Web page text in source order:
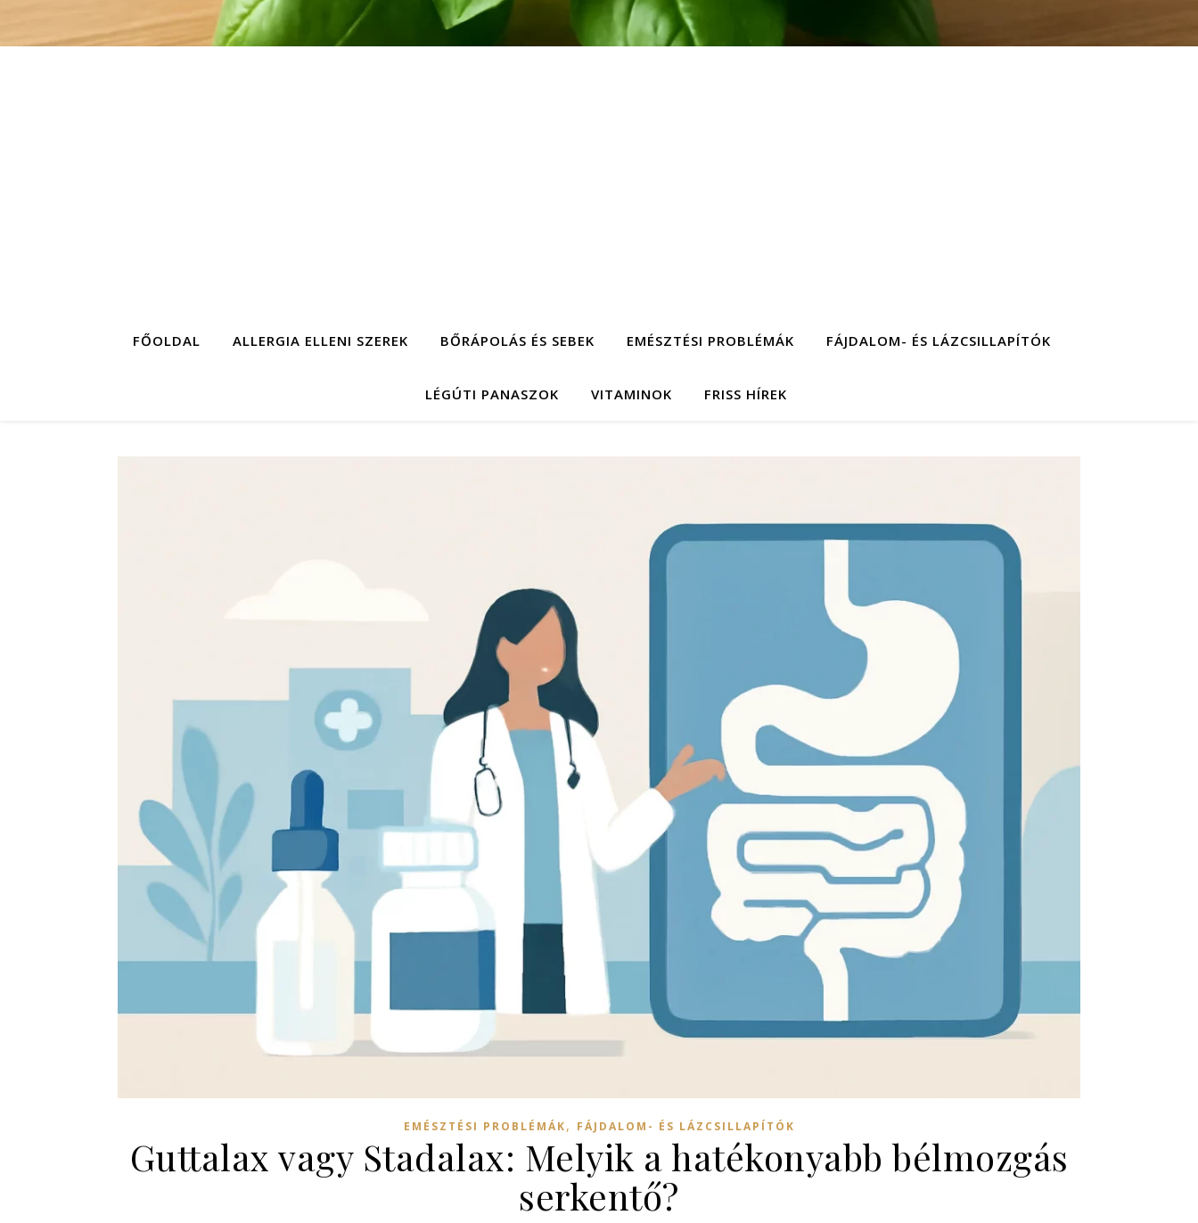
FŐOLDAL ALLERGIA ELLENI SZEREK BŐRÁPOLÁS ÉS SEBEK EMÉSZTÉSI PROBLÉMÁK FÁJDALOM- ÉS LÁZCSILLAPÍTÓK
LÉGÚTI PANASZOK VITAMINOK FRISS HÍREK
EMÉSZTÉSI PROBLÉMÁK, FÁJDALOM- ÉS LÁZCSILLAPÍTÓK
Guttalax vagy Stadalax: Melyik a hatékonyabb bélmozgás
serkentő?